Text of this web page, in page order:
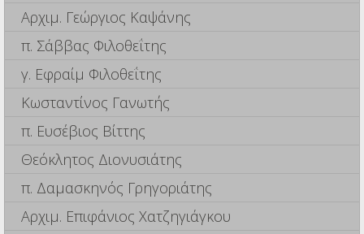
Αρχιμ. Γεώργιος Καψάνης
π. Σάββας Φιλοθεΐτης
γ. Εφραίμ Φιλοθεΐτης
Κωσταντίνος Γανωτής
π. Ευσέβιος Βίττης
Θεόκλητος Διονυσιάτης
π. Δαμασκηνός Γρηγοριάτης
Αρχιμ. Επιφάνιος Χατζηγιάγκου